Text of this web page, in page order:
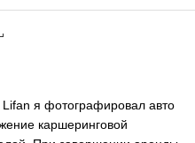
я фотографировал авто
каршеринговой